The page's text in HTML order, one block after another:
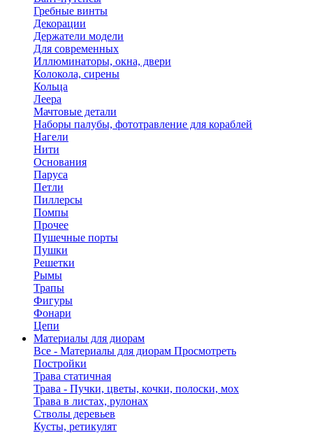
Гребные винты
Декорации
Держатели модели
Для современных
Иллюминаторы, окна, двери
Колокола, сирены
Кольца
Леера
Мачтовые детали
Наборы палубы, фототравление для кораблей
Нагели
Нити
Основания
Паруса
Петли
Пиллерсы
Помпы
Прочее
Пушечные порты
Пушки
Решетки
Рымы
Трапы
Фигуры
Фонари
Цепи
Материалы для диорам
Все - Материалы для диорам Просмотреть
Постройки
Трава статичная
Трава - Пучки, цветы, кочки, полоски, мох
Трава в листах, рулонах
Стволы деревьев
Кусты, ретикулят